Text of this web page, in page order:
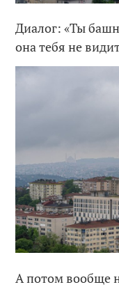
Диалог: «Ты
она тебя не
А потом вообще